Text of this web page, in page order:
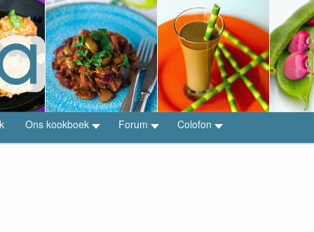
Ons kookboek Forum Colofon